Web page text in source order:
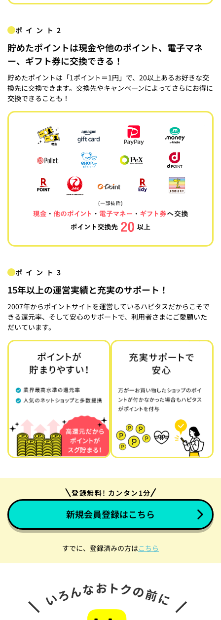
ポイント2
貯めたポイントは現金や他のポイント、電子マネ
ー、ギフト券に交換できる！
貯めたポイントは「1ポイント＝1円」で、20以上あるお好きな交
換先に交換できます。交換先やキャンペーンによってさらにお得に
交換できることも！
ポイント3
15年以上の運営実績と充実のサポート！
2007年からポイントサイトを運営しているハピタスだからこそで
きる還元率、そして安心のサポートで、利用者さまにご愛顧いた
だいています。
登録無料! カンタン1分
新規会員登録はこちら
すでに、登録済みの方はこちら